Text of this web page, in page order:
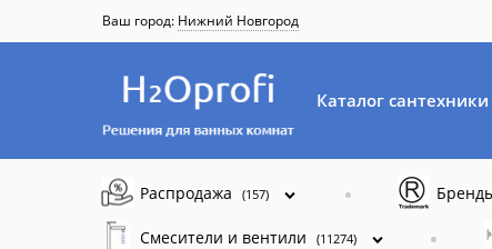
Ваш город: Нижний Новгород
Каталог
Распродажа (157)
Смесители и вентили (11274)